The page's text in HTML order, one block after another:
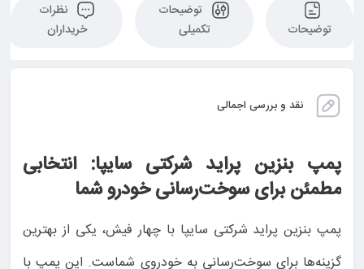
توضیحات
توضیحات
تکمیلی
نظرات
خریداران
نقد و بررسی اجمالی
پمپ بنزین پراید شرکتی سایپا: انتخابی
مطمئن برای سوخت‌رسانی خودرو شما
پمپ بنزین پراید شرکتی سایپا با چهار فیش، یکی از بهترین
گزینه‌ها برای سوخت‌رسانی به خودروی شماست. این پمپ با